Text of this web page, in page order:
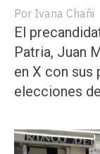
Ivana Chañi
El
Patria, Juan
en X con sus
elecciones